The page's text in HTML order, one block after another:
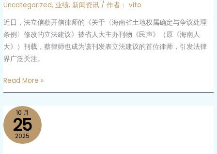
扶
工
作
Uncategorized,业绩,新闻资讯 / 作者： vito
近日，法立信蔡开信律师的《关于〈海南省土地权属确定与争议处理
条例〉修改的立法建议》被省人大主办刊物《民声》（原《海南人
大》）刊载，蔡律师也成为该刊发表立法建议的首位律师，引发法律
界广泛关注。
获
省
人
大
工
委
理
论
Read More »
10 月
25
2025
邢
益
壮